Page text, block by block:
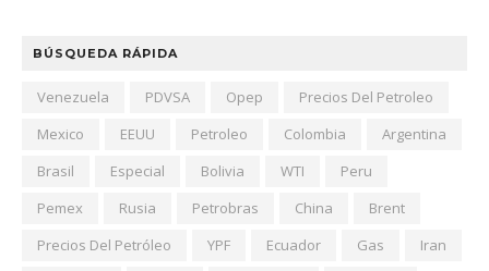
BÚSQUEDA RÁPIDA
Venezuela PDVSA Opep
Precios Del Petroleo
Mexico
EEUU Petroleo Colombia
Argentina
Brasil
Especial Bolivia WTI
Peru
Pemex
Rusia Petrobras China
Brent
Precios Del Petróleo
YPF Ecuador Gas
Iran